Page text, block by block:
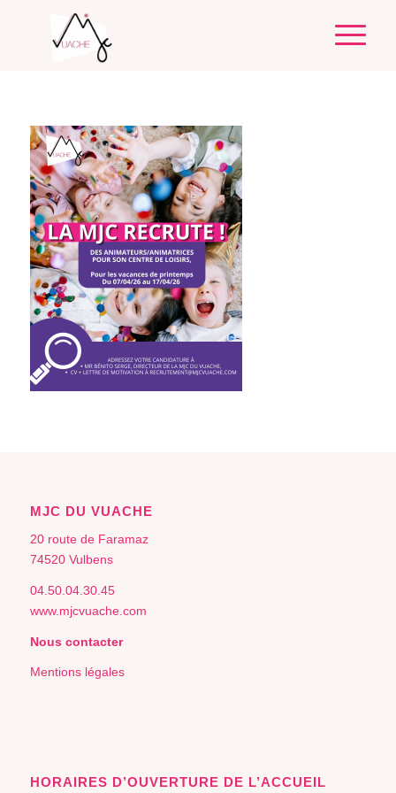
MJC DU VUACHE
20 route de Faramaz
74520 Vulbens
04.50.04.30.45
www.mjcvuache.com
Nous contacter
Mentions légales
HORAIRES D’OUVERTURE DE L’ACCUEIL